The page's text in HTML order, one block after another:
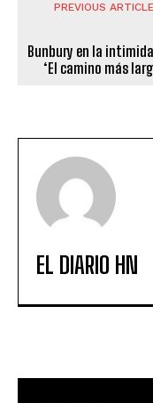
PREVIOUS ARTICLE
Bunbury en la
‘El camino más
EL DIARIO HN